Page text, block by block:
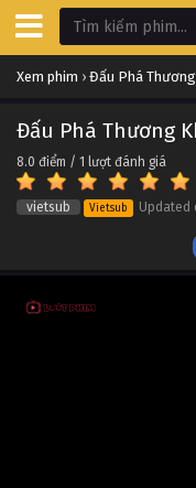
Xem phim › Đấu Phá
Đấu Phá Thương
8.0 điểm / 1 lượt đánh giá
vietsub Vietsub Updated
Đấu Phá
Tập 82
Đấu Phá
Tập 81
Đấu